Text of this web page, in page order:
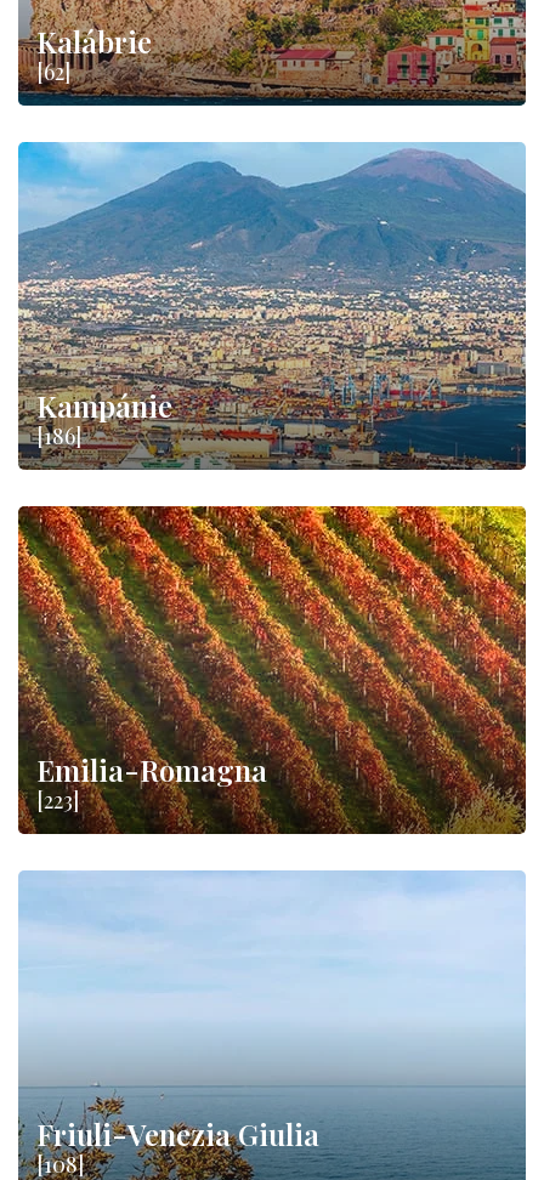
Kalábrie
[62]
Kampánie
[186]
Emilia-Romagna
[223]
Friuli-Venezia Giulia
[108]